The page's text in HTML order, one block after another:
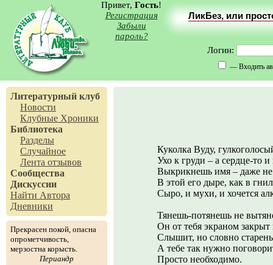
Привет, Гость!
Регистрация
Забыли
пароль?
ЛикБез, или
Логин:
— Входить
Литературный клуб
Новости
Клубные Хроники
Библиотека
Разделы
Случайное
Лента отзывов
Сообщества
Дискуссии
Найти Автора
Дневники
Прекрасен покой, опасна
опрометчивость,
мерзостна корысть.
Периандр
Куколка Вуду,
Ухо к груди – а сердце-то и
Выкрикнешь имя – даже не
В этой его дыре, как в
Сыро, и мухи, и хочется
Тянешь-потянешь не
Он от тебя экраном
Слышит, но словно
А тебе так нужно
Просто необходимо.